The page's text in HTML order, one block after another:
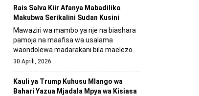
Rais Salva Kiir Afanya Mabadiliko
Makubwa Serikalini Sudan Kusini
Mawaziri wa mambo ya nje na biashara
pamoja na maafisa wa usalama
waondolewa madarakani bila maelezo.
30 Aprili, 2026
Kauli ya Trump Kuhusu Mlango wa
Bahari Yazua Mjadala Mpya wa Kisiasa